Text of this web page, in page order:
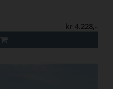
kr 4.228,-